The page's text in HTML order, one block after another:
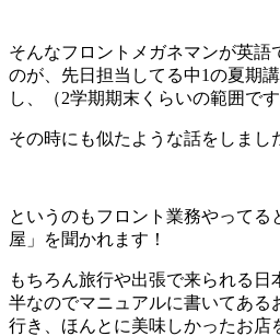
そんなフロントメガネマンが英
のが、先日担当してる中1の夏期
し、（2学期期末くらいの範囲で
その時にも似たような話をしまし
というのもフロント業務やってる
屋」を聞かれます！
もちろん旅行や出張で来られる日
半なのでマニュアルに書いてある
行き、ほんとに美味しかったお店